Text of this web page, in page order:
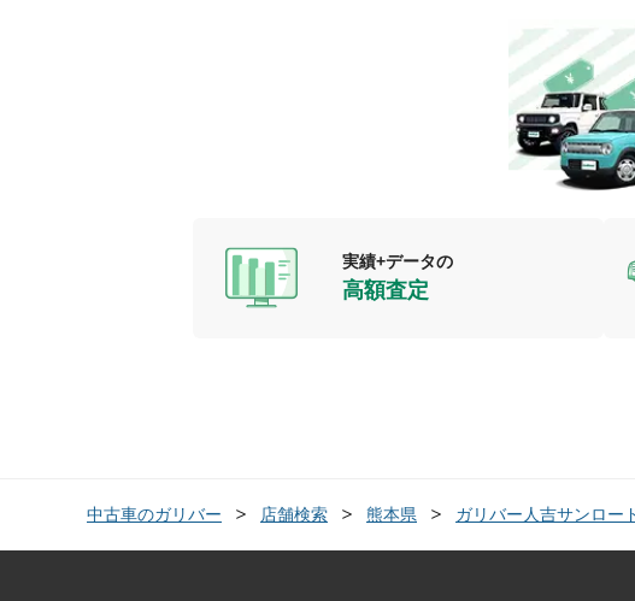
実績+データの
高額査定
中古車のガリバー 店舗検索 熊本県 ガリバー人吉サンロー